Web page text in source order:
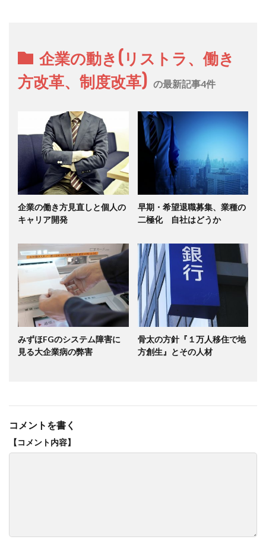
企業の動き(リストラ、働き
方改革、制度改革) の最新記事4件
企業の働き方見直しと個人の
キャリア開発
早期・希望退職募集、業種の
二極化 自社はどうか
みずほFGのシステム障害に
見る大企業病の弊害
骨太の方針『１万人移住で地
方創生』とその人材
コメントを書く